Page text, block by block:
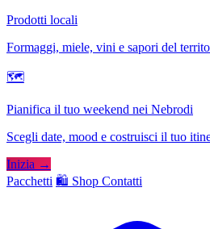
Prodotti locali
Formaggi, miele, vini e sapori del
🗺
Pianifica il tuo weekend nei Nebrodi
Scegli date, mood e costruisci il tuo
Inizia →
Pacchetti 🛍️ Shop Contatti